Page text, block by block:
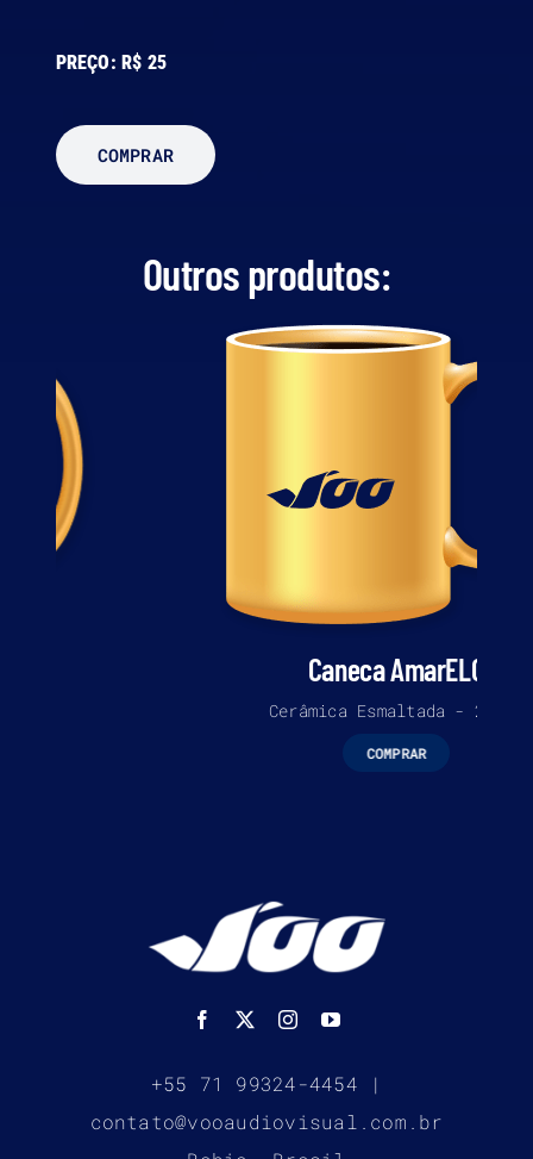
PREÇO: R$ 25
COMPRAR
Outros produtos:
Caneca AmarELO
Cerâmica Esmaltada - 200ml
+55 71 99324-4454 |
contato@vooaudiovisual.com.br